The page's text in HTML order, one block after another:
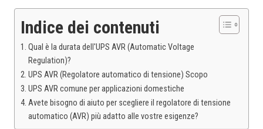
Indice dei contenuti
Qual è la durata dell'UPS AVR (Automatic Voltage
Regulation)?
UPS AVR (Regolatore automatico di tensione) Scopo
UPS AVR comune per applicazioni domestiche
Avete bisogno di aiuto per scegliere il regolatore di tensione
automatico (AVR) più adatto alle vostre esigenze?